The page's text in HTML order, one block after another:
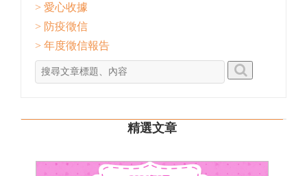
> 愛心收據
> 防疫徵信
> 年度徵信報告
精選文章